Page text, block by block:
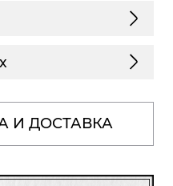
И ДОСТАВКА